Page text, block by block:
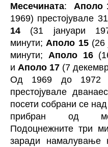
Месечината: Аполо
1969) престојувале
14 (31 јануари
минути;Аполо 15(26
минути; Аполо 16
и Аполо 17 (7
Од 1969 до 1972
престојувале
посети собрани се
прибран од
Подоцнежните три
заради